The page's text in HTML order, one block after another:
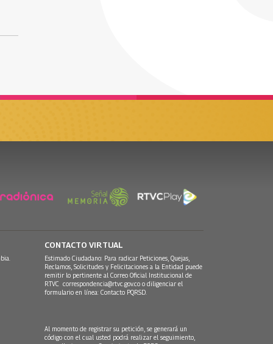
CONTACTO VIRTUAL
Estimado Ciudadano: Para radicar Peticiones, Quejas,
Reclamos, Solicitudes y Felicitaciones a la Entidad puede
remitir lo pertinente al Correo Oficial Institucional de
RTVC correspondencia@rtvc.gov.co o diligenciar el
formulario en línea: Contacto PQRSD.
Al momento de registrar su petición, se generará un
código con el cual usted podrá realizar el seguimiento,